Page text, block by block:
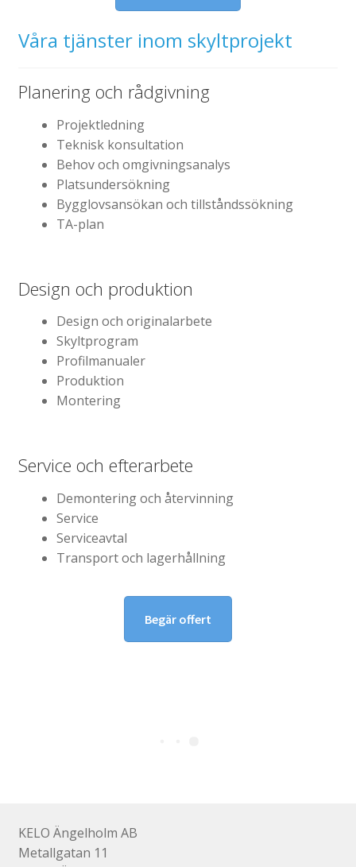
Tillgänglighet, kontrastmarkeringar
Om oss
Tjänster
Katalog standardskyltar
Köpvillkor Webbshop
Sekretess/cookiespolicy; GDPR
Våra tjänster inom skyltprojekt
Planering och rådgivning
Projektledning
Teknisk konsultation
Behov och omgivningsanalys
Platsundersökning
Bygglovsansökan och tillståndssökning
TA-plan
Design och produktion
Design och originalarbete
Skyltprogram
Profilmanualer
Produktion
Montering
Service och efterarbete
Demontering och återvinning
Service
Serviceavtal
Transport och lagerhållning
Begär offert
KELO Ängelholm AB
Metallgatan 11